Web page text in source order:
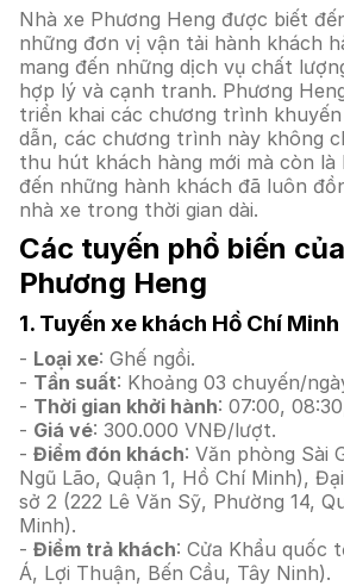
Nhà xe Phương Heng được biết
những đơn vị vận tải hành khách
mang đến những dịch vụ chất
hợp lý và cạnh tranh. Phương
triển khai các chương trình
dẫn, các chương trình này không
thu hút khách hàng mới mà còn là
đến những hành khách đã luôn
nhà xe trong thời gian dài.
Các tuyến phổ biến
Phương Heng
1. Tuyến xe khách Hồ Chí
- Loại xe: Ghế ngồi.
- Tần suất: Khoảng 03 chuyến/
- Thời gian khởi hành: 07:00,
- Giá vé: 300.000 VNĐ/lượt.
- Điểm đón khách: Văn phòng Sài
Ngũ Lão, Quận 1, Hồ Chí Minh),
sở 2 (222 Lê Văn Sỹ, Phường 14,
Minh).
- Điểm trả khách: Cửa Khẩu quốc
Á, Lợi Thuận, Bến Cầu, Tây Ninh).